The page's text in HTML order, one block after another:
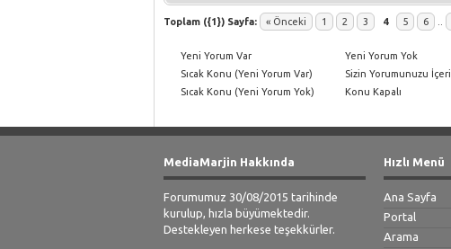
Toplam ({1}) Sayfa: « Önceki 1 2 3 4 5 6
Yeni Yorum Var
Sıcak Konu (Yeni Yorum Var)
Sıcak Konu (Yeni Yorum Yok)
Yeni Yorum Yok
Sizin Yorumunuzu
Konu Kapalı
MediaMarjin Hakkında
Forumumuz 30/08/2015 tarihinde
kurulup, hızla büyümektedir.
Destekleyen herkese teşekkürler.
Hızlı Menü
Ana Sayfa
Portal
Arama